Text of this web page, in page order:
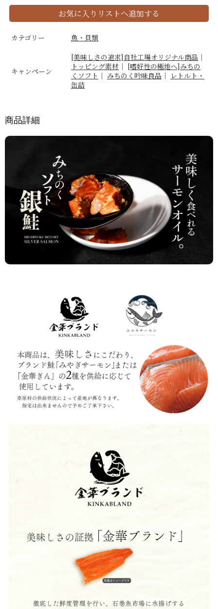
お気に入りリストへ追加する
カテゴリー 魚・貝類
キャンペーン
[美味しさの追求]自社工場オリジナル商品 ｜
トッピング素材 ｜ [嗜好性の極地へ]みちの
くソフト ｜ みちのく吟味良品 ｜
レトルト・
缶詰
商品詳細